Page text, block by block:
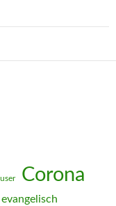
Corona
evangelisch